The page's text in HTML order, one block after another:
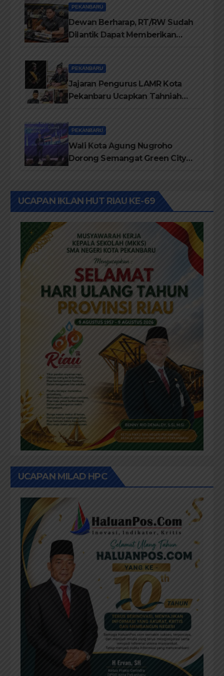
PEKANBARU
Dewan Berharap, RT/RW Sudah
Dilantik Dapat Memberikan
PEKANBARU
Jajaran Pengurus LAMR Kota
Pekanbaru Ucapkan Tahniah
PEKANBARU
Wali Kota Agung Nugroho
Dorong Semangat Green City
UCAPAN IKLAN HUT RIAU KE-69
UCAPAN MILAD HPC